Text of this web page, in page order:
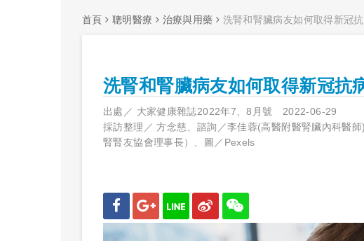
首頁 聰明醫療 治療與用藥 洗腎和腎臟病友如何取得新冠
洗腎和腎臟病友如何取得新冠抗
出處／ 大家健康雜誌2022年7、8月號 2022-06-29
採訪整理／ 方念慈、諮詢／李佳蓉(高醫附醫腎臟內科醫
腎腎友協會理事長）、圖／Pexels